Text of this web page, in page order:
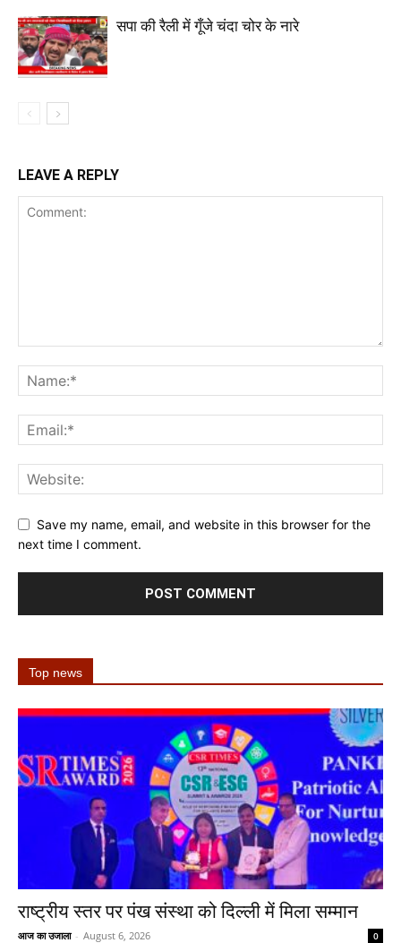
सपा की रैली में गूँजे चंदा चोर के नारे
LEAVE A REPLY
Save my name, email, and website in this browser for the
next time I comment.
Top news
राष्ट्रीय स्तर पर पंख संस्था को दिल्ली में मिला सम्मान
आज का उजाला - August 6, 2026 0